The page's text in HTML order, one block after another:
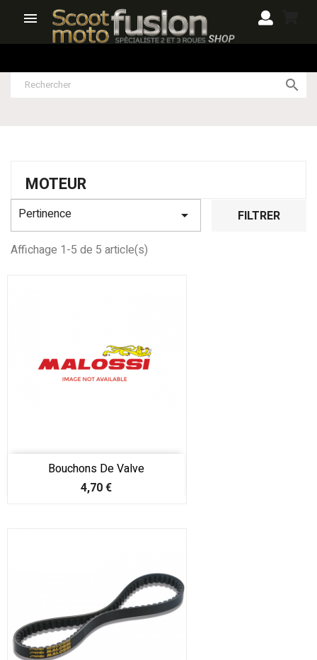


MOTEUR
Pertinence  FILTRER
Affichage 1-5 de 5 article(s)
Bouchons De Valve
Prix
4,70 €